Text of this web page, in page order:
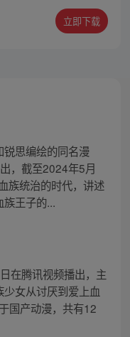
立即下载
锐思编绘的同名漫
，截至2024年5月
族统治的时代，讲述
王子的...
在腾讯视频播出，主
女从讨厌到爱上血
国产动漫，共有12